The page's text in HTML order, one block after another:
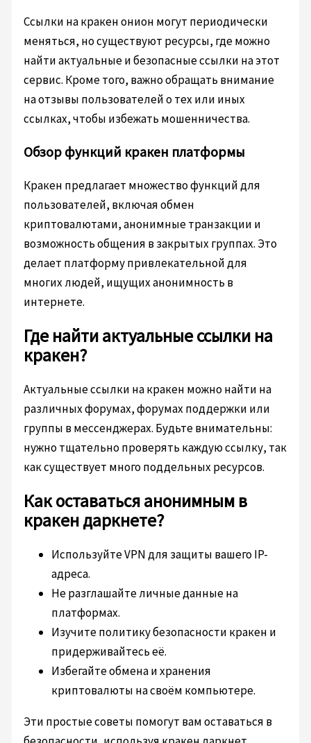
Ссылки на кракен онион могут периодически
меняться, но существуют ресурсы, где можно
найти актуальные и безопасные ссылки на этот
сервис. Кроме того, важно обращать внимание
на отзывы пользователей о тех или иных
ссылках, чтобы избежать мошенничества.
Обзор функций кракен платформы
Кракен предлагает множество функций для
пользователей, включая обмен
криптовалютами, анонимные транзакции и
возможность общения в закрытых группах. Это
делает платформу привлекательной для
многих людей, ищущих анонимность в
интернете.
Где найти актуальные ссылки на
кракен?
Актуальные ссылки на кракен можно найти на
различных форумах, форумах поддержки или
группы в мессенджерах. Будьте внимательны:
нужно тщательно проверять каждую ссылку, так
как существует много поддельных ресурсов.
Как оставаться анонимным в
кракен даркнете?
Используйте VPN для защиты вашего IP-
адреса.
Не разглашайте личные данные на
платформах.
Изучите политику безопасности кракен и
придерживайтесь её.
Избегайте обмена и хранения
криптовалюты на своём компьютере.
Эти простые советы помогут вам оставаться в